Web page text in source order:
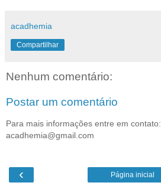
acadhemia
Compartilhar
Nenhum comentário:
Postar um comentário
Para mais informações entre em contato:
acadhemia@gmail.com
‹ Página inicial